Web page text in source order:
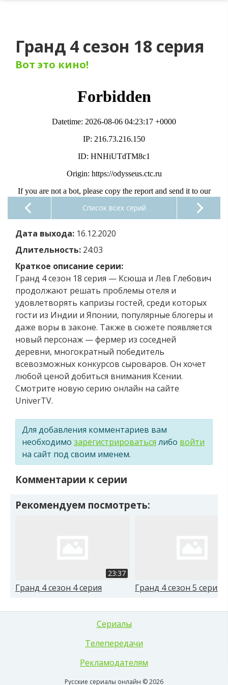
Гранд 4 сезон 18 серия
Вот это кино!
Список всех серий
Дата выхода: 16.12.2020
Длительность: 24:03
Краткое описание серии:
Гранд 4 сезон 18 серия — Ксюша и Лев Глебович
продолжают решать проблемы отеля и
удовлетворять капризы гостей, среди которых
гости из Индии и Японии, популярные блогеры и
даже воры в законе. Также в сюжете появляется
новый персонаж — фермер из соседней
деревни, многократный победитель
всевозможных конкурсов сыроваров. Он хочет
любой ценой добиться внимания Ксении.
Смотрите новую серию онлайн на сайте
UniverTV.
Для добавления комментариев вам
необходимо зарегистрироваться либо войти
на сайт под своим именем.
Комментарии к серии
Рекомендуем посмотреть:
23:37
Гранд 4 сезон 4 серия Гранд 4 сезон 5 серия
Сериалы
Телепередачи
Рекламодателям
Русские сериалы онлайн © 2026